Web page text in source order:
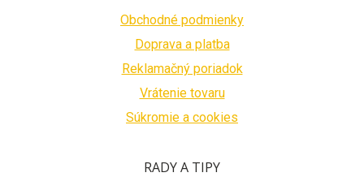
Obchodné podmienky
Doprava a platba
Reklamačný poriadok
Vrátenie tovaru
Súkromie a cookies
RADY A TIPY